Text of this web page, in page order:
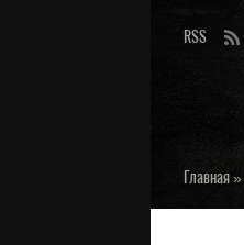
RSS
Главная»